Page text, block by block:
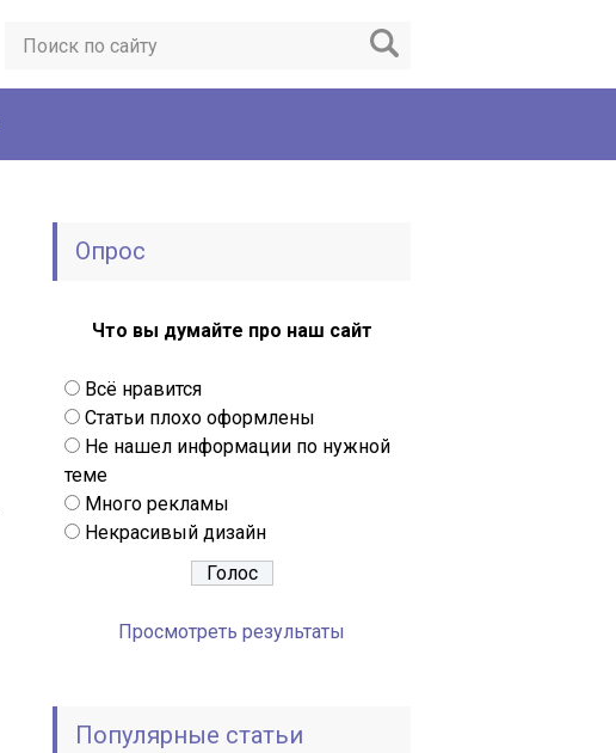
Опрос
Что вы думайте про наш сайт
Всё нравится
Статьи плохо оформлены
Не нашел информации по нужной
теме
Много рекламы
Некрасивый дизайн
Просмотреть результаты
Популярные статьи